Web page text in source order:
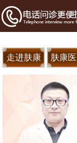
走进肤康 肤康